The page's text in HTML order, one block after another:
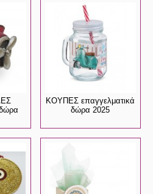
ΚΟΥΠΕΣ επαγγελματικά
δώρα 2025